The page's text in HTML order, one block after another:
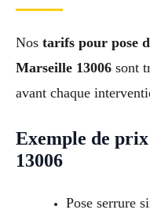
Nos tarifs pour pose
Marseille 13006 sont
avant chaque
Exemple de
13006
Pose serrure